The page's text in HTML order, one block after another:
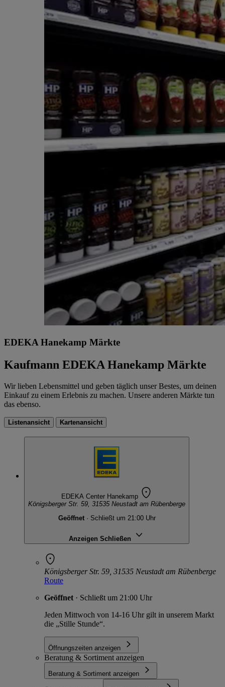
EDEKA Hanekamp Märkte
Kaufmann EDEKA Hanekamp Märkte
Wir lieben Lebensmittel und geben täglich unser Bestes, um deinen
Einkauf zu einem Erlebnis zu machen. Unsere anderen Märkte tun
das ebenso.
Listenansicht Kartenansicht
EDEKA Center Hanekamp
Königsberger Str. 59, 31535 Neustadt am Rübenberge
Geöffnet · Schließt um 21:00 Uhr
Anzeigen Schließen
Königsberger Str. 59, 31535 Neustadt am Rübenberge
Route
Geöffnet · Schließt um 21:00 Uhr
Jeden Mittwoch von 14-16 Uhr gilt in unserem Markt
die „Stille Stunde“.
Öffnungszeiten anzeigen
Beratung & Sortiment anzeigen
Beratung & Sortiment anzeigen